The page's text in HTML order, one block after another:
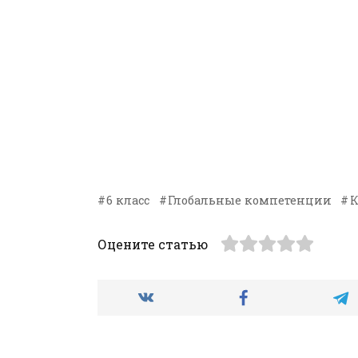
6 класс Глобальные компетенции
Оцените статью